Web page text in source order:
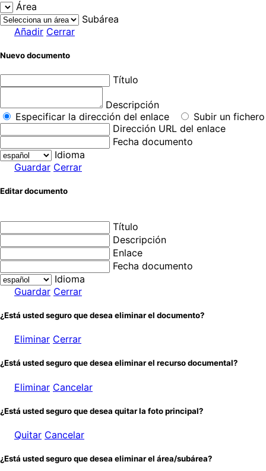
Área
Subárea
Añadir Cerrar
Nuevo documento
Título
Descripción
Especificar la dirección del enlace
Subir un fichero
Dirección URL del enlace
Fecha documento
Idioma
Guardar Cerrar
Editar documento
Título
Descripción
Enlace
Fecha documento
Idioma
Guardar Cerrar
¿Está usted seguro que desea eliminar el documento?
Eliminar Cerrar
¿Está usted seguro que desea eliminar el recurso documental?
Eliminar Cancelar
¿Está usted seguro que desea quitar la foto principal?
Quitar Cancelar
¿Está usted seguro que desea eliminar el área/subárea?